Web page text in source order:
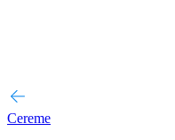
Cereme